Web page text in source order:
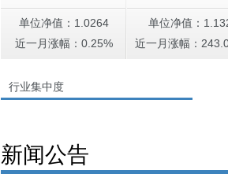
单位净值：1.0264
近一月涨幅：0.25%
单位净值：
近一月涨幅：
行业集中度
新闻公告